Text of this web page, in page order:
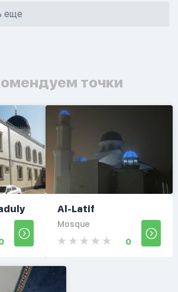
еще
точки
Al-Latif
Mosque
0